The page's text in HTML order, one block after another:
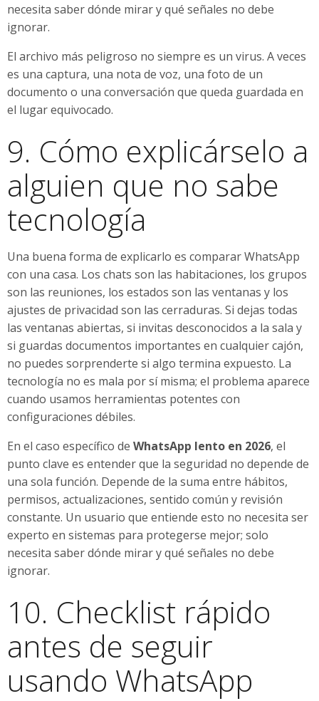
necesita saber dónde mirar y qué señales no debe
ignorar.
El archivo más peligroso no siempre es un virus. A veces
es una captura, una nota de voz, una foto de un
documento o una conversación que queda guardada en
el lugar equivocado.
9. Cómo explicárselo a
alguien que no sabe
tecnología
Una buena forma de explicarlo es comparar WhatsApp
con una casa. Los chats son las habitaciones, los grupos
son las reuniones, los estados son las ventanas y los
ajustes de privacidad son las cerraduras. Si dejas todas
las ventanas abiertas, si invitas desconocidos a la sala y
si guardas documentos importantes en cualquier cajón,
no puedes sorprenderte si algo termina expuesto. La
tecnología no es mala por sí misma; el problema aparece
cuando usamos herramientas potentes con
configuraciones débiles.
En el caso específico de WhatsApp lento en 2026, el
punto clave es entender que la seguridad no depende de
una sola función. Depende de la suma entre hábitos,
permisos, actualizaciones, sentido común y revisión
constante. Un usuario que entiende esto no necesita ser
experto en sistemas para protegerse mejor; solo
necesita saber dónde mirar y qué señales no debe
ignorar.
10. Checklist rápido
antes de seguir
usando WhatsApp